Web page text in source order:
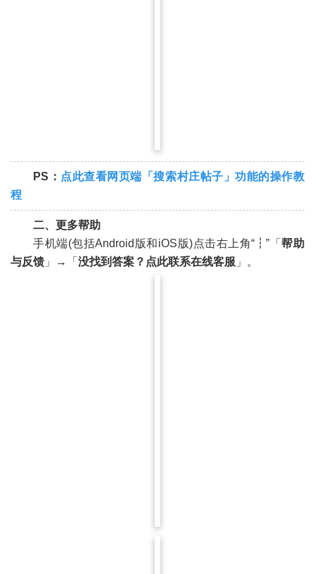
PS： 点此查看网页端 「搜索村庄帖子 」功能的操作教
程
二、更多帮助
手机端(包括Android版和iOS版)点击右上角“┇”「帮助
与反馈 」→「 没找到答案？点此联系在线客服 」。